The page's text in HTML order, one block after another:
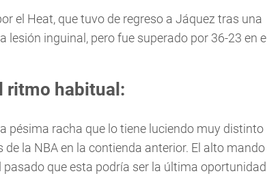
el Heat, que tuvo de regreso a Jáquez tras una
lesión inguinal, pero fue superado por 36-23 en el
ritmo habitual:
pésima racha que lo tiene luciendo muy distinto
la NBA en la contienda anterior. El alto mando
que esta podría ser la última oportunidad